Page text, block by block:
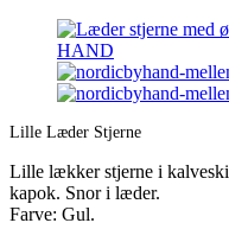
Lille Læder Stjerne
Lille lækker stjerne i
kapok. Snor i læder.
Farve: Gul.